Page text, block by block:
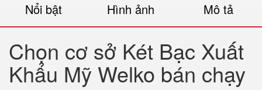
Nổi bật Hình ảnh Mô tả
Chọn cơ sở Két Bạc Xuất
Khẩu Mỹ Welko bán chạy